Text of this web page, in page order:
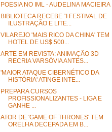
POESIA NO IML - AUDELINA MACIEIRA
BIBLIOTECA RECEBE “I FESTIVAL DE
ILUSTRAÇÃO E LITE...
VILAREJO 'MAIS RICO DA CHINA' TEM
HOTEL DE US$ 500...
ARTE EM REVISTA: ANIMAÇÃO 3D
RECRIA VARSÓVIA ANTES...
'MAIOR ATAQUE CIBERNÉTICO DA
HISTÓRIA' ATINGE INTE...
PREPARA CURSOS
PROFISSIONALIZANTES - LIGA E
GANHE ...
ATOR DE 'GAME OF THRONES' TEM
ORELHA DECEPADA EM B...